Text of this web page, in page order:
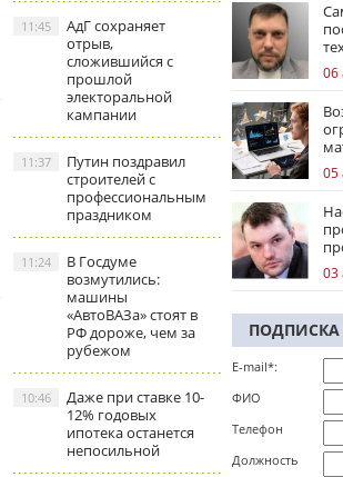
АдГ сохраняет
отрыв,
сложившийся с
прошлой
электоральной
кампании
11:45
Путин поздравил
строителей с
профессиональным
праздником
11:37
В Госдуме
возмутились:
машины
«АвтоВАЗа» стоят в
РФ дороже, чем за
рубежом
11:24
Даже при ставке 10-
12% годовых
ипотека останется
непосильной
10:46
06
05
03
E-mail*:
ФИО
Телефон
Должность